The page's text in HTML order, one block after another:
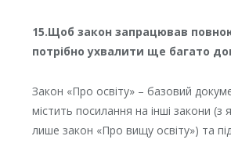
15.Щоб закон запрацював
потрібно ухвалити ще багато
Закон «Про освіту» – базовий
містить посилання на інші закони (з
лише закон «Про вищу освіту») та